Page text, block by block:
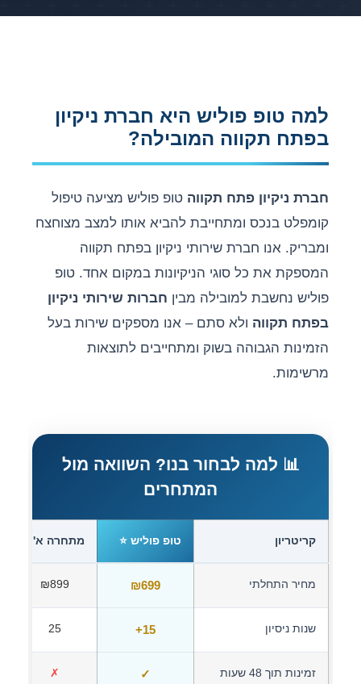
למה טופ פוליש היא חברת ניקיון
בפתח תקווה המובילה?
חברת ניקיון פתח תקווה טופ פוליש מציעה טיפול
קומפלט בנכס ומתחייבת להביא אותו למצב מצוחצח
ומבריק. אנו חברת שירותי ניקיון בפתח תקווה
המספקת את כל סוגי הניקיונות במקום אחד. טופ
פוליש נחשבת למובילה מבין חברות שירותי ניקיון
בפתח תקווה ולא סתם – אנו מספקים שירות בעל
הזמינות הגבוהה בשוק ומתחייבים לתוצאות
מרשימות.
📊 למה לבחור בנו? השוואה מול
המתחרים
קריטריון טופ פוליש ⭐ מתחרה א'
מחיר התחלתי ₪699
₪899
שנות ניסיון 15+
25
זמינות תוך 48 שעות ✓
✗